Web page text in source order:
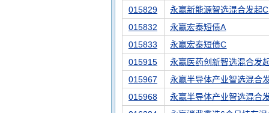
015829
永赢新能源智选混合发起C
015832
永赢宏泰短债A
015833
永赢宏泰短债C
015915
永赢医药创新智选混合发
015967
永赢半导体产业智选混合
015968
永赢半导体产业智选混合